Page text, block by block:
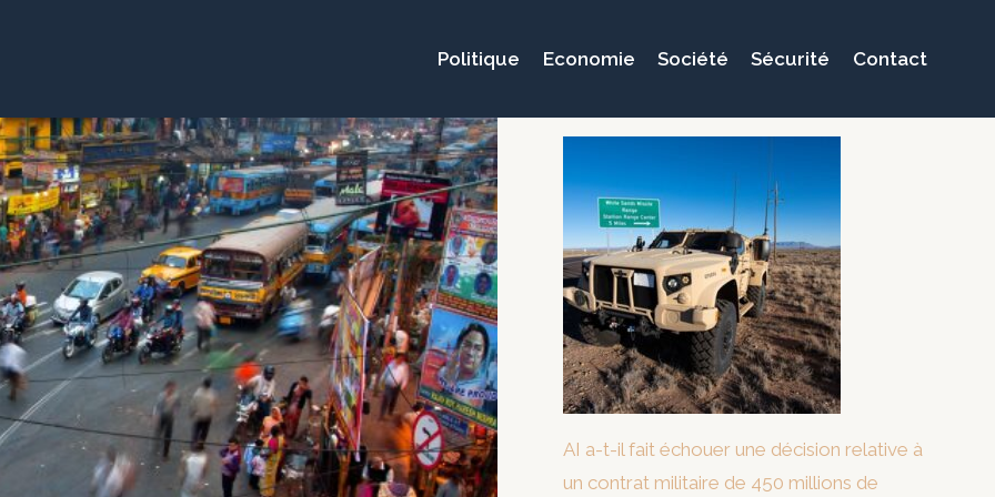
Politique Economie Société Sécurité Contact
AI a-t-il fait échouer une décision relative à
un contrat militaire de 450 millions de